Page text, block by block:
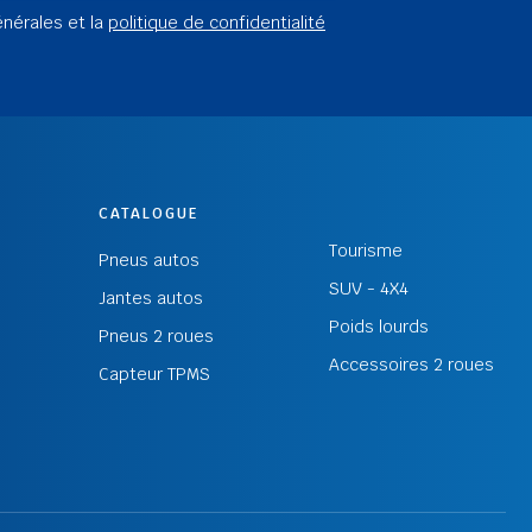
et la politique de confidentialité
CATALOGUE
Pneus autos
Jantes autos
Pneus 2 roues
Capteur TPMS
Tourisme
SUV - 4X4
Poids lourds
Accessoires 2 roues